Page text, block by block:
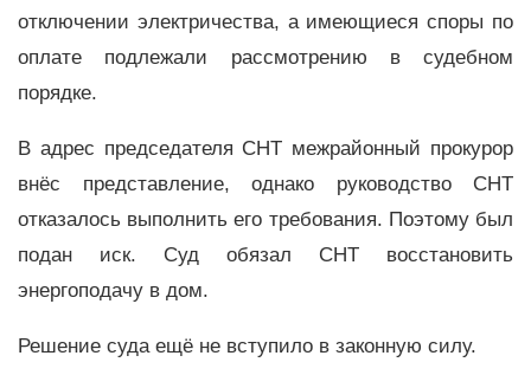
отключении электричества, а имеющиеся споры по
оплате подлежали рассмотрению в судебном
порядке.
В адрес председателя СНТ межрайонный прокурор
внёс представление, однако руководство СНТ
отказалось выполнить его требования. Поэтому был
подан иск. Суд обязал СНТ восстановить
энергоподачу в дом.
Решение суда ещё не вступило в законную силу.